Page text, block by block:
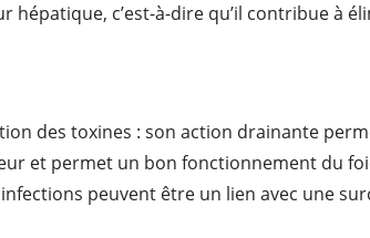
hépatique, c’est-à-dire qu’il contribue à
des toxines : son action drainante
et permet un bon fonctionnement du
peuvent être un lien avec une